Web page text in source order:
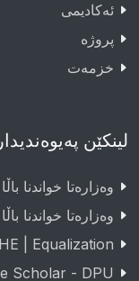
ئەکادیمى
پروژە
خزمەت
لینکێن پەیوەندیدار
وەزارەتا خواندنا
وەزارەتا خواندنا
| Equalization
Scholar - DPU